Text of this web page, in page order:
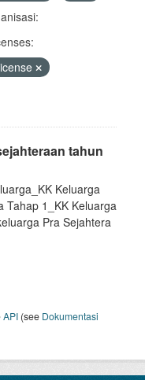
tahun
Keluarga
Tahap 1_KK Keluarga
Pra Sejahtera
API (see Dokumentasi